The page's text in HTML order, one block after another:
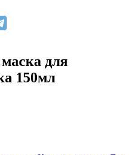
для
150мл